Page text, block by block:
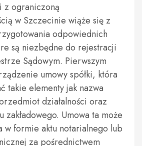
z ograniczoną
w Szczecinie wiąże się z
odpowiednich
są niezbędne do rejestracji
Sądowym. Pierwszym
umowy spółki, która
takie elementy jak nazwa
działalności oraz
zakładowego. Umowa ta może
w formie aktu notarialnego lub
za pośrednictwem